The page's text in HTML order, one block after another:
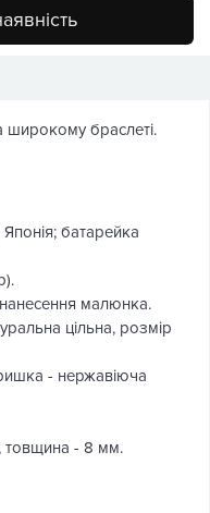
широкому браслеті.
батарейка
малюнка.
цільна, розмір
- нержавіюча
товщина - 8 мм.